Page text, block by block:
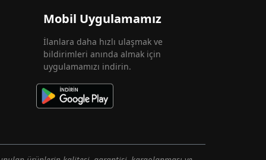
Mobil Uygulamamız
İlanlara daha hızlı ulaşmak ve
bildirimleri anında almak için
uygulamamızı indirin.